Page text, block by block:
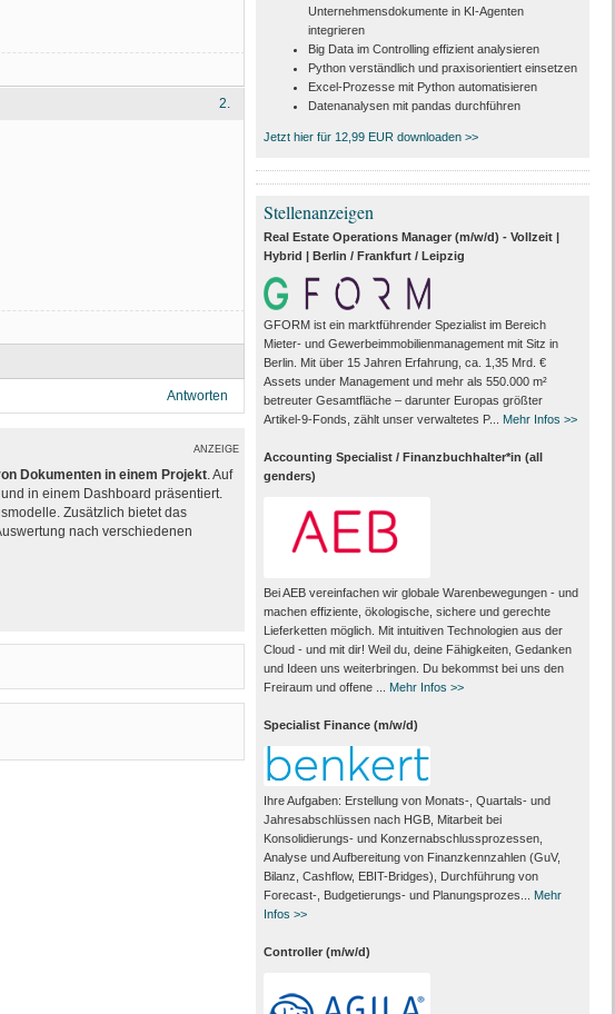
2.
Antworten
ANZEIGE
Dokumenten in einem Projekt. Auf
in einem Dashboard präsentiert.
Zusätzlich bietet das
nach verschiedenen
Unternehmensdokumente in KI-Agenten
integrieren
Big Data im Controlling effizient analysieren
Python verständlich und praxisorientiert einsetzen
Excel-Prozesse mit Python automatisieren
Datenanalysen mit pandas durchführen
Jetzt hier für 12,99 EUR downloaden >>
Stellenanzeigen
Real Estate Operations Manager (m/w/d) - Vollzeit |
Hybrid | Berlin / Frankfurt / Leipzig
GFORM ist ein marktführender Spezialist im Bereich
Mieter- und Gewerbeimmobilienmanagement mit Sitz in
Berlin. Mit über 15 Jahren Erfahrung, ca. 1,35 Mrd. €
Assets under Management und mehr als 550.000 m²
betreuter Gesamtfläche – darunter Europas größter
Artikel-9-Fonds, zählt unser verwaltetes P...
Mehr Infos >>
Accounting Specialist / Finanzbuchhalter*in (all
genders)
Bei AEB vereinfachen wir globale Warenbewegungen - und
machen effiziente, ökologische, sichere und gerechte
Lieferketten möglich. Mit intuitiven Technologien aus der
Cloud - und mit dir! Weil du, deine Fähigkeiten, Gedanken
und Ideen uns weiterbringen. Du bekommst bei uns den
Freiraum und offene ...
Mehr Infos >>
Specialist Finance (m/w/d)
Ihre Aufgaben: Erstellung von Monats‑, Quartals‑ und
Jahresabschlüssen nach HGB, Mitarbeit bei
Konsolidierungs‑ und Konzernabschlussprozessen,
Analyse und Aufbereitung von Finanzkennzahlen (GuV,
Bilanz, Cashflow, EBIT-Bridges), Durchführung von
Forecast‑, Budgetierungs‑ und Planungsprozes...
Mehr
Infos >>
Controller (m/w/d)